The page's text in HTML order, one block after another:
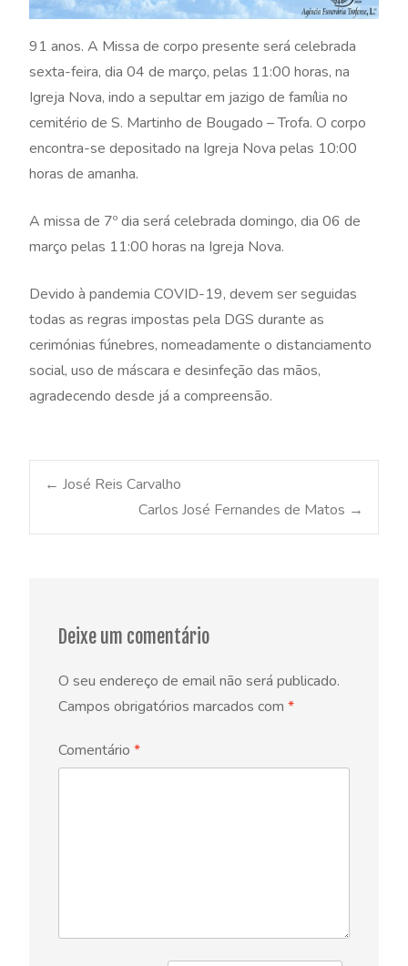
91 anos. A Missa de corpo presente será celebrada
sexta-feira, dia 04 de março, pelas 11:00 horas, na
Igreja Nova, indo a sepultar em jazigo de família no
cemitério de S. Martinho de Bougado – Trofa. O corpo
encontra-se depositado na Igreja Nova pelas 10:00
horas de amanha.
A missa de 7º dia será celebrada domingo, dia 06 de
março pelas 11:00 horas na Igreja Nova.
Devido à pandemia COVID-19, devem ser seguidas
todas as regras impostas pela DGS durante as
cerimónias fúnebres, nomeadamente o distanciamento
social, uso de máscara e desinfeção das mãos,
agradecendo desde já a compreensão.
Post
← José Reis Carvalho
Carlos José Fernandes de Matos →
Deixe um comentário
O seu endereço de email não será publicado.
Campos obrigatórios marcados com *
Comentário *